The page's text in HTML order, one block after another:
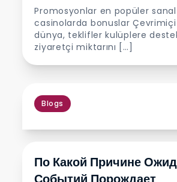
Promosyonlar en popüler sanal
casinolarda bonuslar
dünya, teklifler kulüplere
ziyaretçi miktarını […]
Blogs
По Какой Причине